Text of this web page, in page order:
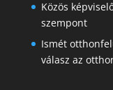
Közös
szempont
Ismét
válasz az